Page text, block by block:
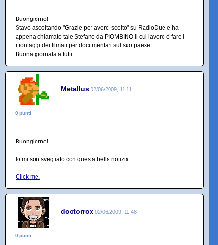
Buongiorno!
Stavo ascoltando "Grazie per averci scelto" su RadioDue e ha
appena chiamato tale Stefano da PIOMBINO il cui lavoro è fare i
montaggi dei filmati per documentari sul suo paese.
Buona giornata a tutti.
Metallus 02/06/2009, 11:11
0 punti
Buongiorno!
Io mi son svegliato con questa bella notizia.
Click me.
doctorrox 02/06/2009, 11:48
0 punti